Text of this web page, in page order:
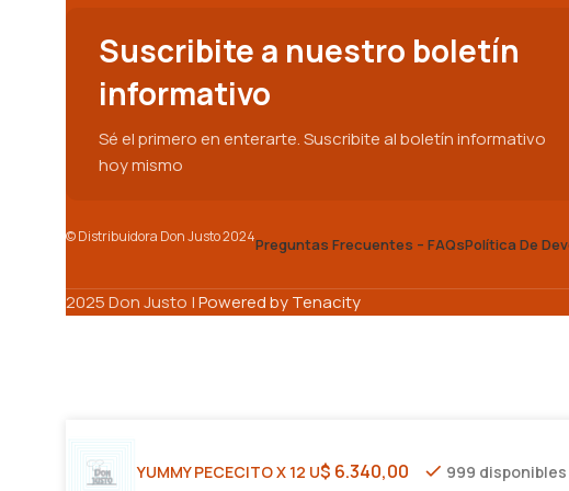
Suscribite a nuestro boletín
informativo
Sé el primero en enterarte. Suscribite al boletín informativo
hoy mismo
© Distribuidora Don Justo 2024Preguntas Frecuentes – FAQsPolítica De
2025 Don Justo |Powered by Tenacity
YUMMY PECECITO X 12 U$ 6.340,00 999 disponibles